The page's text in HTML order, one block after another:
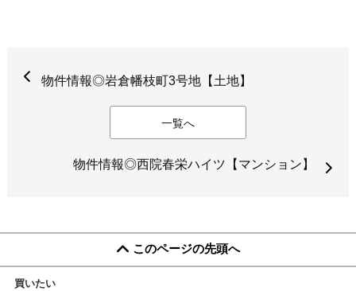
物件情報◎岩倉幡枝町3号地【土地】
一覧へ
物件情報◎西院春栄ハイツ【マンション】
このページの先頭へ
買いたい